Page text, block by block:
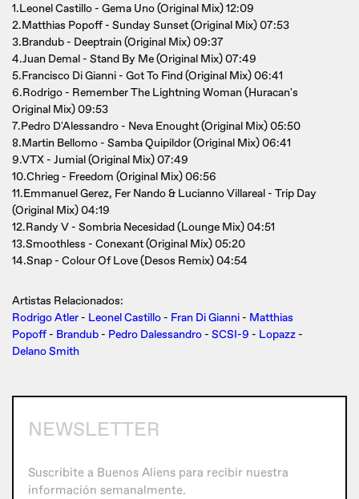
1.Leonel Castillo - Gema Uno (Original Mix) 12:09
2.Matthias Popoff - Sunday Sunset (Original Mix) 07:53
3.Brandub - Deeptrain (Original Mix) 09:37
4.Juan Demal - Stand By Me (Original Mix) 07:49
5.Francisco Di Gianni - Got To Find (Original Mix) 06:41
6.Rodrigo - Remember The Lightning Woman (Huracan's
Original Mix) 09:53
7.Pedro D'Alessandro - Neva Enought (Original Mix) 05:50
8.Martin Bellomo - Samba Quipildor (Original Mix) 06:41
9.VTX - Jumial (Original Mix) 07:49
10.Chrieg - Freedom (Original Mix) 06:56
11.Emmanuel Gerez, Fer Nando & Lucianno Villareal - Trip Day
(Original Mix) 04:19
12.Randy V - Sombria Necesidad (Lounge Mix) 04:51
13.Smoothless - Conexant (Original Mix) 05:20
14.Snap - Colour Of Love (Desos Remix) 04:54
Artistas Relacionados:
Rodrigo Atler - Leonel Castillo - Fran Di Gianni - Matthias
Popoff - Brandub - Pedro Dalessandro - SCSI-9 - Lopazz -
Delano Smith
NEWSLETTER
Suscribite a Buenos Aliens para recibir nuestra
información semanalmente.